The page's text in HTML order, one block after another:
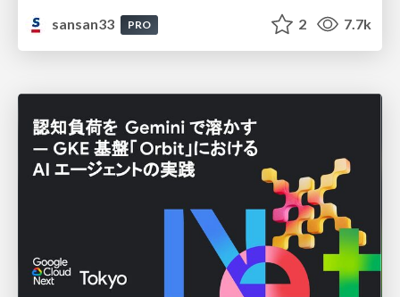
sansan33
PRO 2 7.7k